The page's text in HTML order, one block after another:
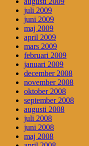
juli 2009
juni 2009
maj 2009
april 2009
mars 2009
februari 2009
januari 2009
december 2008
november 2008
oktober 2008
september 2008
augusti 2008
juli 2008
juni 2008
maj 2008